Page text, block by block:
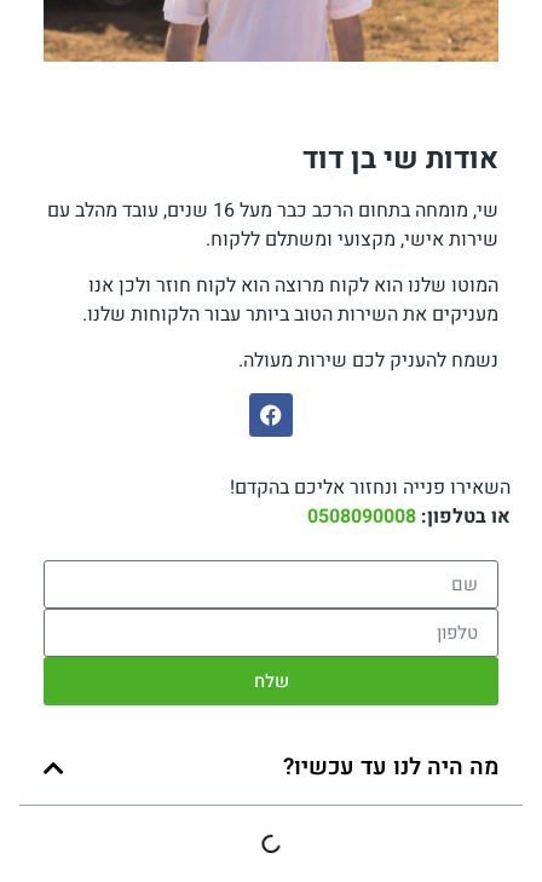
אודות שי בן דוד
שי, מומחה בתחום הרכב כבר מעל 16 שנים, עובד מהלב עם
שירות אישי, מקצועי ומשתלם ללקוח.
המוטו שלנו הוא לקוח מרוצה הוא לקוח חוזר ולכן אנו
מעניקים את השירות הטוב ביותר עבור הלקוחות שלנו.
נשמח להעניק לכם שירות מעולה.
השאירו פנייה ונחזור אליכם בהקדם!
או בטלפון: 0508090008
שלח
מה היה לנו עד עכשיו?